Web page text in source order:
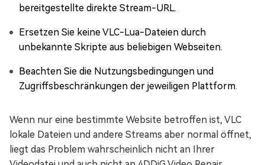
bereitgestellte direkte Stream-URL.
Ersetzen Sie keine VLC-Lua-Dateien durch
unbekannte Skripte aus beliebigen Webseiten.
Beachten Sie die Nutzungsbedingungen und
Zugriffsbeschränkungen der jeweiligen Plattform.
Wenn nur eine bestimmte Website betroffen ist, VLC
lokale Dateien und andere Streams aber normal öffnet,
liegt das Problem wahrscheinlich nicht an Ihrer